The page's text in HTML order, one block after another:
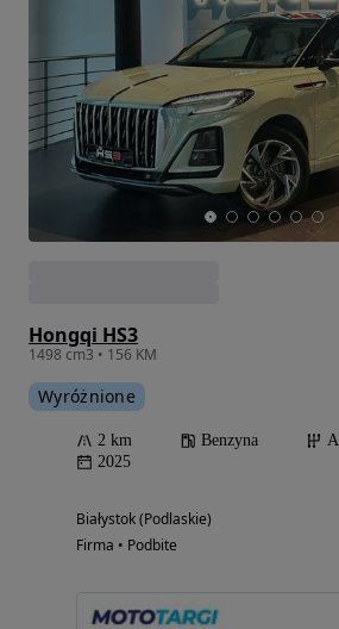
Hongqi HS3
1498 cm3 • 156 KM
Wyróżnione
2 km Benzyna
2025
Białystok (Podlaskie)
Firma • Podbite